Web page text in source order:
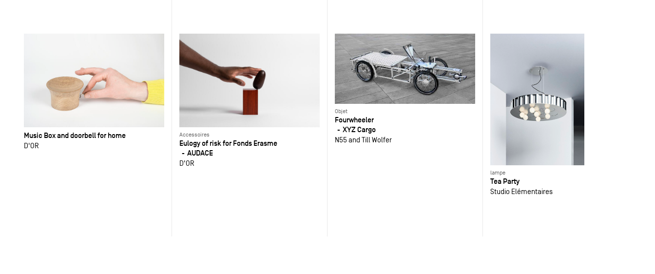
Music Box and doorbell for home
D'OR
Accessoires
Eulogy of risk for Fonds Erasme
AUDACE
D'OR
Objet
Fourwheeler
XYZ Cargo
N55 and Till Wolfer
lampe
Tea Party
Studio Elémentaires